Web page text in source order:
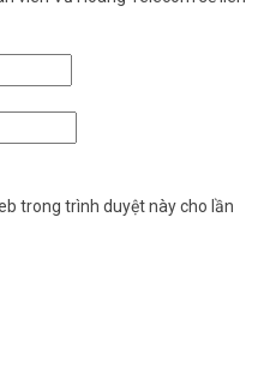
trong trình duyệt này cho lần